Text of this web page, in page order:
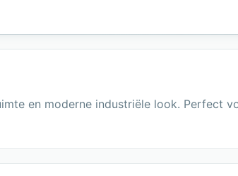
en moderne industriële look. Perfect